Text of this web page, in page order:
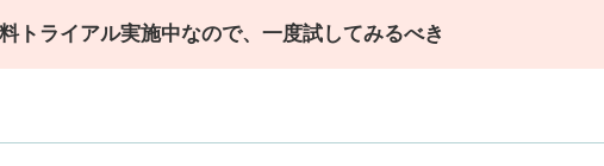
トライアル実施中なので、一度試してみるべき